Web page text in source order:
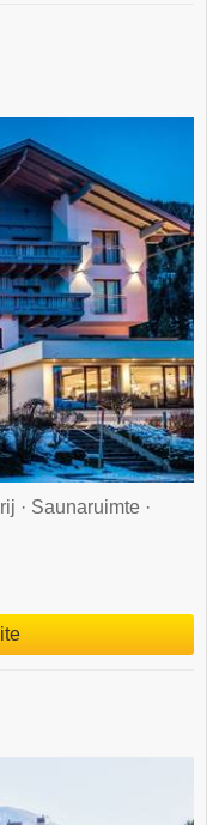
· Saunaruimte ·